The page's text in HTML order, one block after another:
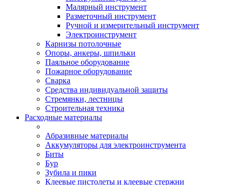
Малярный инструмент
Разметочный инструмент
Ручной и измерительный инструмент
Электроинструмент
Карнизы потолочные
Опоры, анкеры, шпильки
Паяльное оборудование
Пожарное оборудование
Сварка
Средства индивидуальной защиты
Стремянки, лестницы
Строительная техника
Расходные материалы
Абразивные материалы
Аккумуляторы для электроинструмента
Биты
Бур
Зубила и пики
Клеевые пистолеты и клеевые стержни